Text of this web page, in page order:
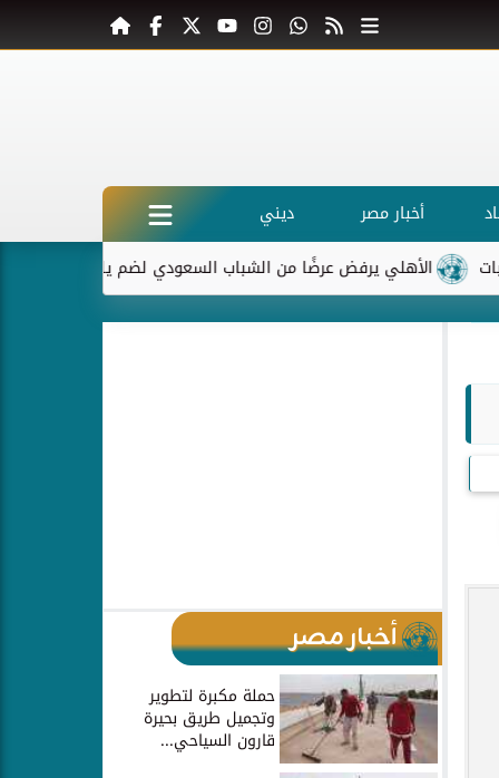
أخبار مصر
ديني
الأهلي يرفض عرضًا من الشباب السعودي لضم ياسر إبراهيم
أخبار مصر
حملة مكبرة لتطوير
وتجميل طريق بحيرة
قارون السياحي...